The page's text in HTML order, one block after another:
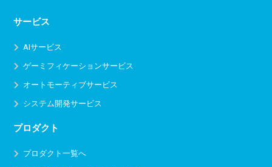
サービス
AIサービス
ゲーミフィケーションサービス
オートモーティブサービス
システム開発サービス
プロダクト
プロダクト一覧へ